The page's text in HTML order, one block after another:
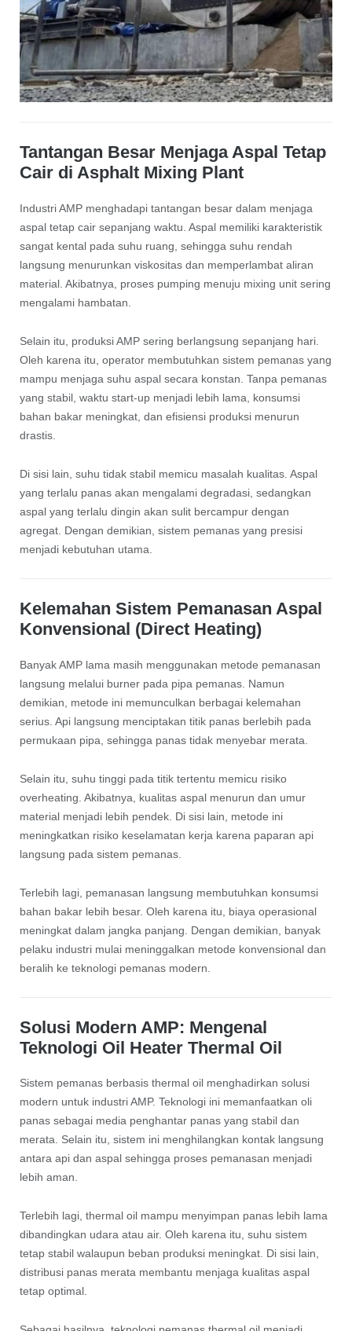
Tantangan Besar Menjaga Aspal Tetap
Cair di Asphalt Mixing Plant
Industri AMP menghadapi tantangan besar dalam menjaga
aspal tetap cair sepanjang waktu. Aspal memiliki karakteristik
sangat kental pada suhu ruang, sehingga suhu rendah
langsung menurunkan viskositas dan memperlambat aliran
material. Akibatnya, proses pumping menuju mixing unit sering
mengalami hambatan.
Selain itu, produksi AMP sering berlangsung sepanjang hari.
Oleh karena itu, operator membutuhkan sistem pemanas yang
mampu menjaga suhu aspal secara konstan. Tanpa pemanas
yang stabil, waktu start-up menjadi lebih lama, konsumsi
bahan bakar meningkat, dan efisiensi produksi menurun
drastis.
Di sisi lain, suhu tidak stabil memicu masalah kualitas. Aspal
yang terlalu panas akan mengalami degradasi, sedangkan
aspal yang terlalu dingin akan sulit bercampur dengan
agregat. Dengan demikian, sistem pemanas yang presisi
menjadi kebutuhan utama.
Kelemahan Sistem Pemanasan Aspal
Konvensional (Direct Heating)
Banyak AMP lama masih menggunakan metode pemanasan
langsung melalui burner pada pipa pemanas. Namun
demikian, metode ini memunculkan berbagai kelemahan
serius. Api langsung menciptakan titik panas berlebih pada
permukaan pipa, sehingga panas tidak menyebar merata.
Selain itu, suhu tinggi pada titik tertentu memicu risiko
overheating. Akibatnya, kualitas aspal menurun dan umur
material menjadi lebih pendek. Di sisi lain, metode ini
meningkatkan risiko keselamatan kerja karena paparan api
langsung pada sistem pemanas.
Terlebih lagi, pemanasan langsung membutuhkan konsumsi
bahan bakar lebih besar. Oleh karena itu, biaya operasional
meningkat dalam jangka panjang. Dengan demikian, banyak
pelaku industri mulai meninggalkan metode konvensional dan
beralih ke teknologi pemanas modern.
Solusi Modern AMP: Mengenal
Teknologi Oil Heater Thermal Oil
Sistem pemanas berbasis thermal oil menghadirkan solusi
modern untuk industri AMP. Teknologi ini memanfaatkan oli
panas sebagai media penghantar panas yang stabil dan
merata. Selain itu, sistem ini menghilangkan kontak langsung
antara api dan aspal sehingga proses pemanasan menjadi
lebih aman.
Terlebih lagi, thermal oil mampu menyimpan panas lebih lama
dibandingkan udara atau air. Oleh karena itu, suhu sistem
tetap stabil walaupun beban produksi meningkat. Di sisi lain,
distribusi panas merata membantu menjaga kualitas aspal
tetap optimal.